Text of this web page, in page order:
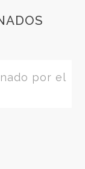
por el